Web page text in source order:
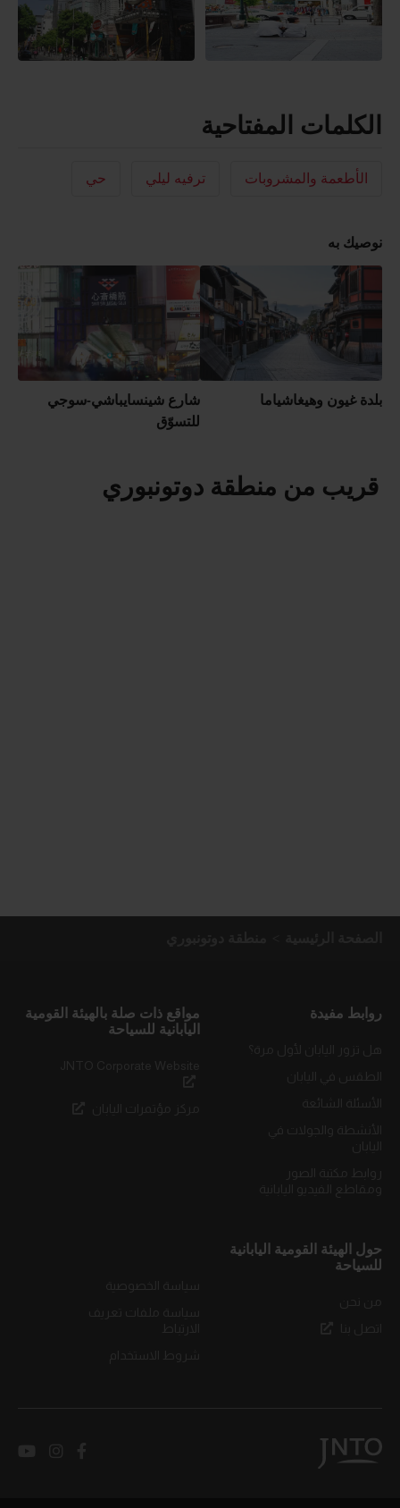
الكلمات المفتاحية
الأطعمة والمشروبات ترفيه ليلي حي
نوصيك به
بلدة غيون وهيغاشياما
شارع شينسايباشي-سوجي
للتسوّق
قريب من منطقة دوتونبوري
روابط مفيدة
مواقع ذات صلة بالهيئة القومية
اليابانية للسياحة
حول الهيئة القومية اليابانية
للسياحة